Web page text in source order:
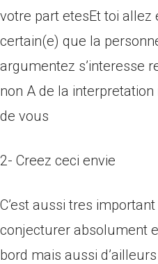
votre part etesEt toi allez
certain(e) que la
argumentez s’interesse
non A de la
de vous
2- Creez ceci envie
C’est aussi tres
conjecturer absolument
bord mais aussi